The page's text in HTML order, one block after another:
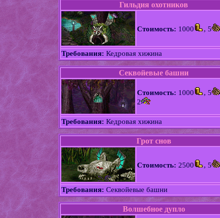
Гильдия охотников
Стоимость: 1000 , 5
Требования: Кедровая хижина
Секвойевые башни
Стоимость: 1000
, 5
2
Требования: Кедровая хижина
Грот снов
Стоимость: 2500 , 5
Требования: Секвойевые башни
Волшебное дупло